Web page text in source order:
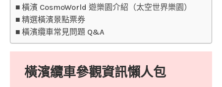
橫濱 CosmoWorld 遊樂園介紹（太空世界樂園）
精選橫濱景點票券
橫濱纜車常見問題 Q&A
橫濱纜車參觀資訊懶人包